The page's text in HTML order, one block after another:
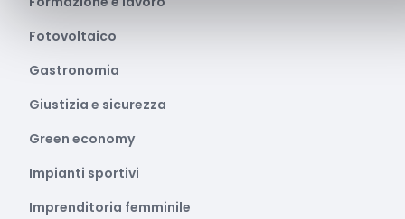
Fotovoltaico
Gastronomia
Giustizia e sicurezza
Green economy
Impianti sportivi
Imprenditoria femminile